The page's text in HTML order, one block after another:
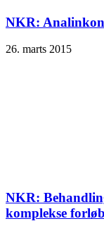
NKR:
26. marts 2015
NKR:
komplekse forløb